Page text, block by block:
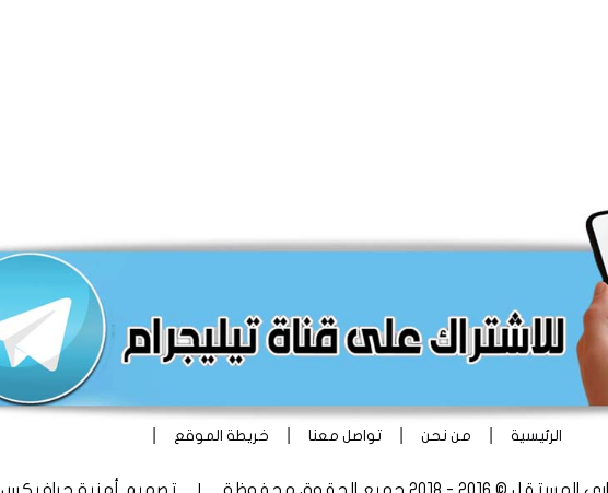
الرئيسية من نحن تواصل معنا خريطة الموقع